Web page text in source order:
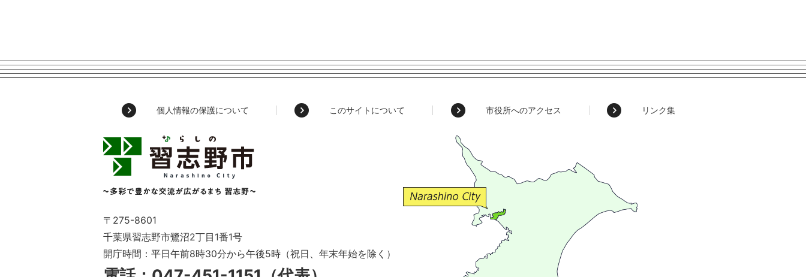
個人情報の保護について このサイトについて 市役所へのアクセス リンク集
習
志
Narashino
～
多
彩
で
豊
〒275-8601
千葉県習志野市鷺沼2丁目1番1号
開庁時間：平日午前8時30分から午後5時（祝日、年末年始を除く）